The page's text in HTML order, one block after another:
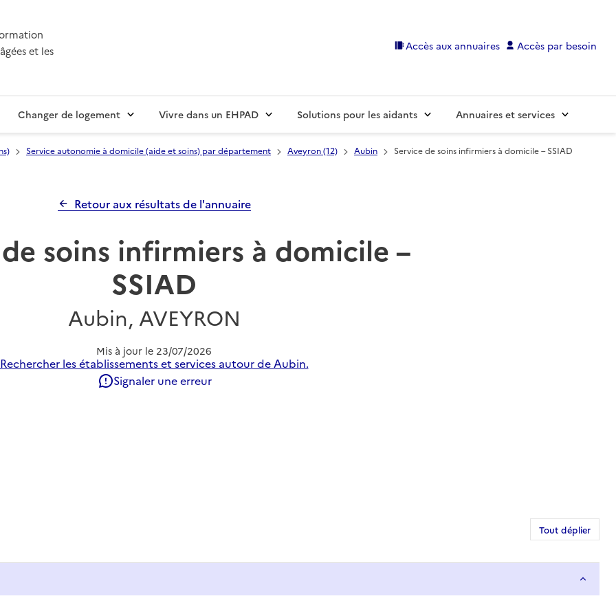
et les
Accès aux annuaires Accès par besoin
Changer de logement Vivre dans un EHPAD Solutions pour les aidants Annuaires et services
Service autonomie à domicile (aide et soins) par département Aveyron (12) Aubin Service de soins infirmiers à domicile – SSIAD
Retour aux résultats de l'annuaire
soins infirmiers à domicile –
SSIAD
Aubin, AVEYRON
Mis à jour le 23/07/2026
Rechercher les établissements et services autour de Aubin.
Signaler une erreur
Tout déplier